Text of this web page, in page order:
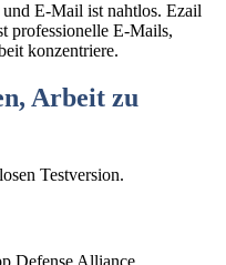
E-Mail ist nahtlos. Ezail
professionelle E-Mails,
konzentriere.
Arbeit zu
Testversion.
Defense Alliance